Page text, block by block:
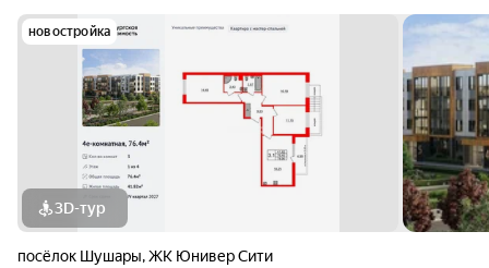
новостройка
3D-тур
посёлок Шушары,ЖК Юнивер Сити